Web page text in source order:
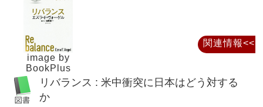
image by
BookPlus
リバランス : 米中衝突に日本はどう対する
か
関連情報<<